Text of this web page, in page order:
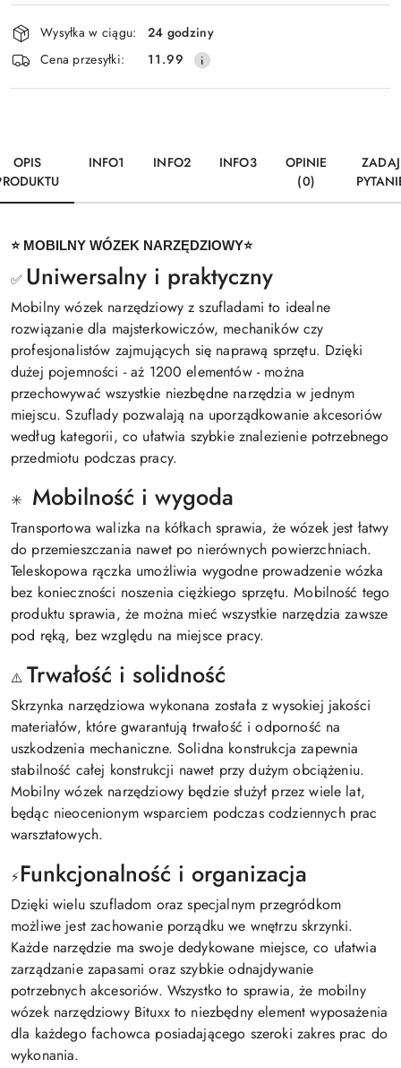
Wyślij
Dostępność
i
dostawa
Wysyłka w ciągu:
24 godziny
Cena przesyłki:
11.99
OPIS
INFO1 INFO2 INFO3
OPINIE
(0)
ZADAJ
⭐ MOBILNY WÓZEK NARZĘDZIOWY⭐
✅ Uniwersalny i praktyczny
Mobilny wózek narzędziowy z szufladami to idealne
rozwiązanie dla majsterkowiczów, mechaników czy
profesjonalistów zajmujących się naprawą sprzętu. Dzięki
dużej pojemności - aż 1200 elementów - można
przechowywać wszystkie niezbędne narzędzia w jednym
miejscu. Szuflady pozwalają na uporządkowanie akcesoriów
według kategorii, co ułatwia szybkie znalezienie potrzebnego
przedmiotu podczas pracy.
✳️ Mobilność i wygoda
Transportowa walizka na kółkach sprawia, że wózek jest łatwy
do przemieszczania nawet po nierównych powierzchniach.
Teleskopowa rączka umożliwia wygodne prowadzenie wózka
bez konieczności noszenia ciężkiego sprzętu. Mobilność tego
produktu sprawia, że można mieć wszystkie narzędzia zawsze
pod ręką, bez względu na miejsce pracy.
⚠️ Trwałość i solidność
Skrzynka narzędziowa wykonana została z wysokiej jakości
materiałów, które gwarantują trwałość i odporność na
uszkodzenia mechaniczne. Solidna konstrukcja zapewnia
stabilność całej konstrukcji nawet przy dużym obciążeniu.
Mobilny wózek narzędziowy będzie służył przez wiele lat,
będąc nieocenionym wsparciem podczas codziennych prac
warsztatowych.
⚡Funkcjonalność i organizacja
Dzięki wielu szufladom oraz specjalnym przegródkom
możliwe jest zachowanie porządku we wnętrzu skrzynki.
Każde narzędzie ma swoje dedykowane miejsce, co ułatwia
zarządzanie zapasami oraz szybkie odnajdywanie
potrzebnych akcesoriów. Wszystko to sprawia, że mobilny
wózek narzędziowy Bituxx to niezbędny element wyposażenia
dla każdego fachowca posiadającego szeroki zakres prac do
wykonania.